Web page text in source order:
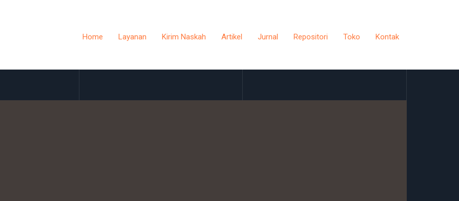
Home Layanan Kirim Naskah Artikel Jurnal Repositori Toko Kontak